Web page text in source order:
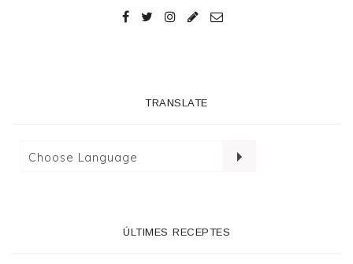
TRANSLATE
ÚLTIMES RECEPTES